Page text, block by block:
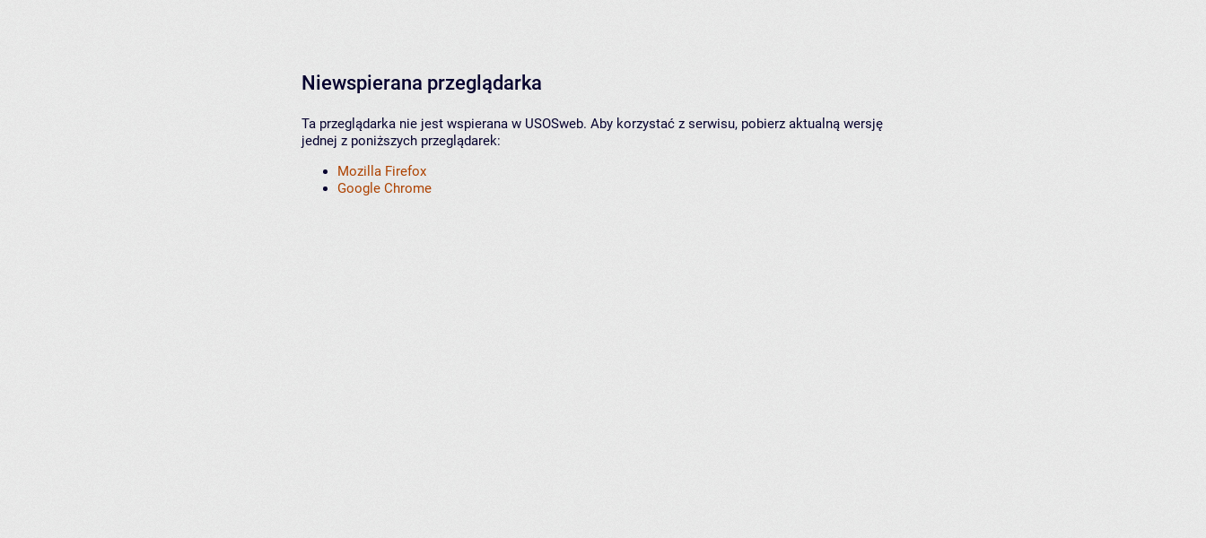
Niewspierana przeglądarka
Ta przeglądarka nie jest wspierana w USOSweb. Aby korzystać z serwisu, pobierz aktualną wersję
jednej z poniższych przeglądarek:
Mozilla Firefox
Google Chrome